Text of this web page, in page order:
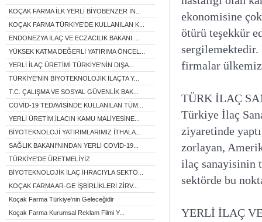
KOÇAK FARMA İLK YERLİ BİYOBENZER İN...
KOÇAK FARMA TÜRKİYE’DE KULLANILAN K...
ENDONEZYA İLAÇ VE ECZACILIK BAKANI ...
YÜKSEK KATMA DEĞERLİ YATIRIMA ÖNCEL...
YERLİ İLAÇ ÜRETİMİ TÜRKİYE'NİN DIŞA...
TÜRKİYE'NİN BİYOTEKNOLOJİK İLAÇTA Y...
T.C. ÇALIŞMA VE SOSYAL GÜVENLİK BAK...
COVİD-19 TEDAVİSİNDE KULLANILAN TÜM...
YERLİ ÜRETİM,İLACIN KAMU MALİYESİNE...
BİYOTEKNOLOJİ YATIRIMLARIMIZ İTHALA...
SAĞLIK BAKANI'NINDAN YERLİ COVİD-19...
TÜRKİYE'DE ÜRETMELİYİZ
BİYOTEKNOLOJİK İLAÇ İHRACIYLA SEKTÖ...
KOÇAK FARMA AR-GE İŞBİRLİKLERİ ZİRV...
Koçak Farma Türkiye'nin Geleceğidir
Koçak Farma Kurumsal Reklam Filmi Y...
ekonomisine
ötürü teşekkür
sergilemektedir.
firmalar
TÜRK İLAÇ
Türkiye İlaç
ziyaretinde
zorlayan,
ilaç sanayisinin
sektörde bu
YERLİ İLAÇ